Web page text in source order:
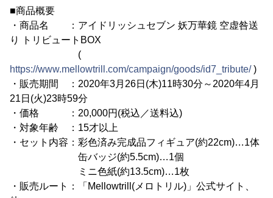
■商品概要
・商品名 ：アイドリッシュセブン 妖万華鏡 空虚咎送
り トリビュートBOX
(
https://www.mellowtrill.com/campaign/goods/id7_tribute/)
・販売期間 ：2020年3月26日(木)11時30分～2020年4月
21日(火)23時59分
・価格 ：20,000円(税込／送料込)
・対象年齢 ：15才以上
・セット内容：彩色済み完成品フィギュア(約22cm)…1体
缶バッジ(約5.5cm)…1個
ミニ色紙(約13.5cm)…1枚
・販売ルート：「Mellowtrill(メロトリル)」公式サイト、